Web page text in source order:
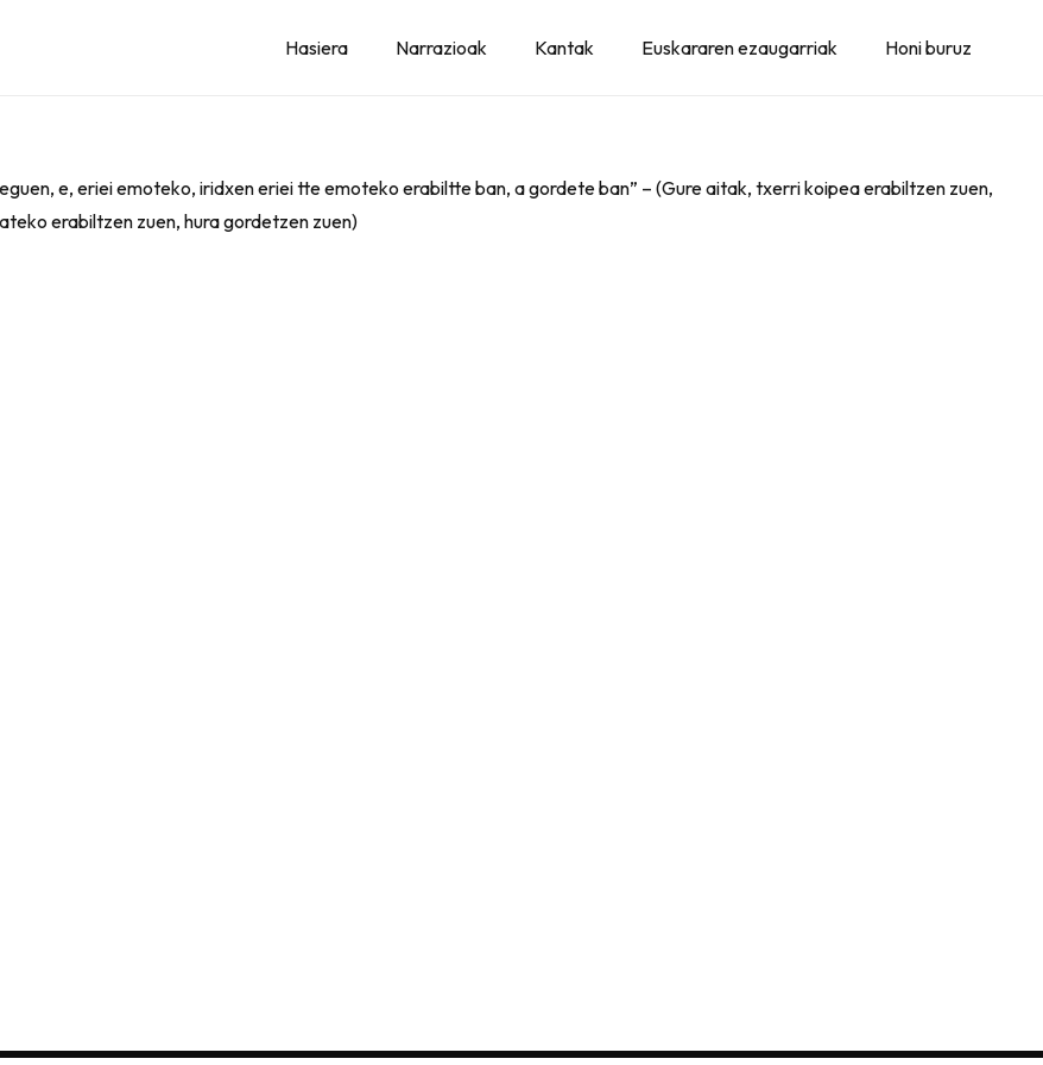
Hasiera Narrazioak Kantak Euskararen ezaugarriak Honi buruz
e, eriei emoteko, iridxen eriei tte emoteko erabiltte ban, a gordete ban” – (Gure aitak, txerri koipea erabiltzen zuen,
erabiltzen zuen, hura gordetzen zuen)